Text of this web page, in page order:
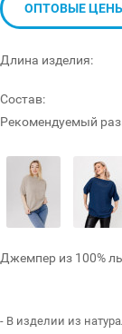
Длина изделия:
Состав:
Рекомендуемый
ОПТОВЫЕ
Джемпер из 100%
- В изделии из